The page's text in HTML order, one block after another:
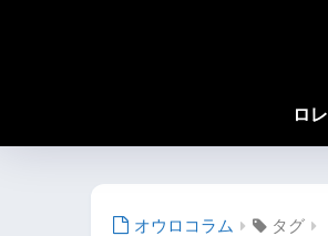
ロ
タグ